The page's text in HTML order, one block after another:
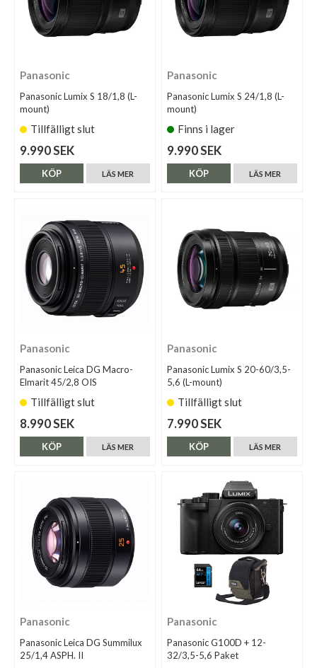
Panasonic
Panasonic Lumix S 18/1,8 (L-
mount)
Tillfälligt slut
9.990 SEK
LÄS MER
KÖP
Panasonic
Panasonic Lumix S 24/1,8 (L-
mount)
Finns i lager
9.990 SEK
LÄS MER
KÖP
Panasonic
Panasonic Leica DG Macro-
Elmarit 45/2,8 OIS
Tillfälligt slut
8.990 SEK
LÄS MER
KÖP
Panasonic
Panasonic Lumix S 20-60/3,5-
5,6 (L-mount)
Tillfälligt slut
7.990 SEK
LÄS MER
KÖP
Panasonic
Panasonic Leica DG Summilux
25/1,4 ASPH. II
Panasonic
Panasonic G100D + 12-
32/3,5-5,6 Paket